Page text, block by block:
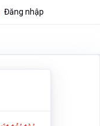
Đăng nhập